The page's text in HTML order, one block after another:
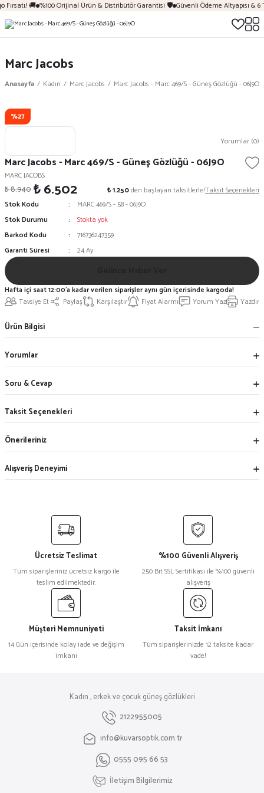
🚚 %100 Orijinal Ürün & Distribütör Garantisi 🛡️ Güvenli Ödeme Altyapısı &
Marc Jacobs
Anasayfa Kadın Marc Jacobs Marc Jacobs - Marc 469/S - Güneş Gözlüğü - 06J9O
%27
Yorumlar (0)
Marc Jacobs - Marc 469/S - Güneş Gözlüğü - 06J9O
MARC JACOBS
₺ 8.940₺ 6.502 ₺ 1.250den başlayan taksitlerle!Taksit Seçenekleri
Stok Kodu
MARC 469/S - 58 - 06J9O
Stok Durumu
Stokta yok
Barkod Kodu
716736247359
Garanti Süresi
24 Ay
Tavsiye Et Paylaş Karşılaştır Fiyat Alarmı Yorum Yaz Yazdır
Hafta içi saat 12:00'a kadar verilen siparişler aynı gün içerisinde kargoda!
Ürün Bilgisi
Yorumlar
Soru & Cevap
Taksit Seçenekleri
Önerileriniz
Alışveriş Deneyimi
Ücretsiz Teslimat
Tüm siparişleriniz ücretsiz kargo ile
teslim edilmektedir.
%100 Güvenli Alışveriş
250 Bit SSL Sertifikası ile %100 güvenli
alışveriş
Müşteri Memnuniyeti
14 Gün içerisinde kolay iade ve değişim
imkanı
Taksit İmkanı
Tüm siparişlerinizde 12 taksite kadar
vade!
Kadın , erkek ve çocuk güneş gözlükleri
2122955005
info@kuvarsoptik.com.tr
0555 095 66 53
İletişim Bilgilerimiz